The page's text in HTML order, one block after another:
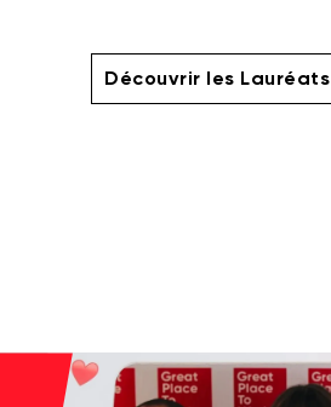
Découvrir les Lauréats